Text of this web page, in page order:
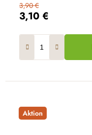
3,10 €
3,90 €
Aktion